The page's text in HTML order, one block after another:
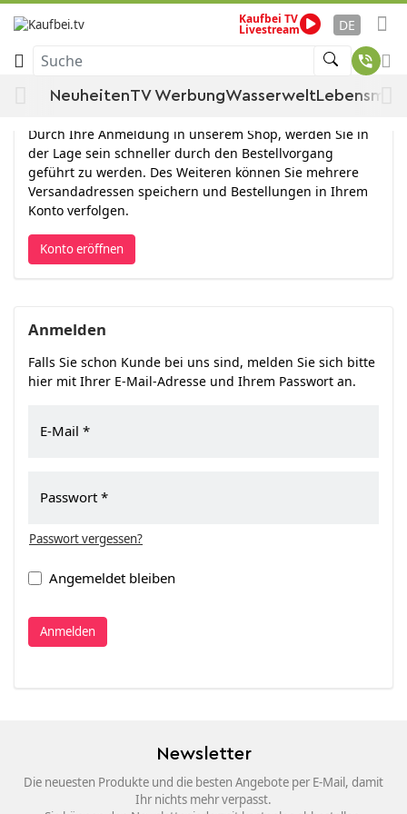
Kaufbei TV
Livestream DE
Suche
NeuheitenTV WerbungWasserwelt
Anmelden
Konto eröffnen
Durch Ihre Anmeldung in unserem Shop, werden Sie in
der Lage sein schneller durch den Bestellvorgang
geführt zu werden. Des Weiteren können Sie mehrere
Versandadressen speichern und Bestellungen in Ihrem
Konto verfolgen.
Konto eröffnen
Anmelden
Falls Sie schon Kunde bei uns sind, melden Sie sich bitte
hier mit Ihrer E-Mail-Adresse und Ihrem Passwort an.
E-Mail
Passwort
Passwort vergessen?
Angemeldet bleiben
Anmelden
Newsletter
Die neuesten Produkte und die besten Angebote per E-Mail, damit
Ihr nichts mehr verpasst.